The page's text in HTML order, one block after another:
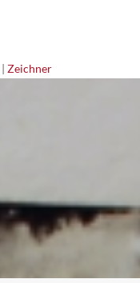
| Zeichner